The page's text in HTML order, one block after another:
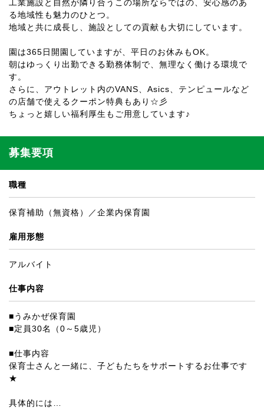
工業施設と自然が隣り合うこの場所ならではの、安心感のあ
る地域性も魅力のひとつ。
地域と共に成長し、施設としての貢献も大切にしています。
園は365日開園していますが、平日のお休みもOK。
朝はゆっくり出勤できる勤務体制で、無理なく働ける環境で
す。
さらに、アウトレット内のVANS、Asics、テンピュールなど
の店舗で使えるクーポン特典もあり☆彡
ちょっと嬉しい福利厚生もご用意しています♪
募集要項
職種
保育補助（無資格）／企業内保育園
雇用形態
アルバイト
仕事内容
■うみかぜ保育園
■定員30名（0～5歳児）
■仕事内容
保育士さんと一緒に、子どもたちをサポートするお仕事です
★
具体的には…